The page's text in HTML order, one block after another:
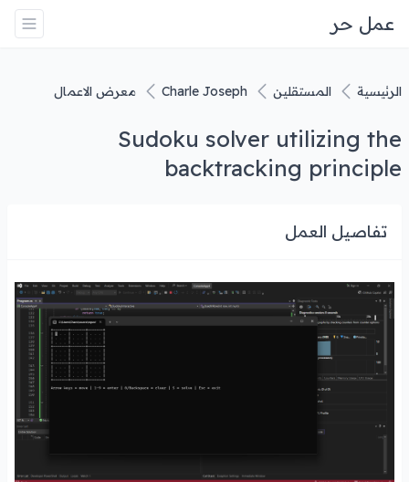
عمل حر
الرئيسية المستقلين Charle Joseph معرض الاعمال
Sudoku solver utilizing the
backtracking principle
تفاصيل العمل